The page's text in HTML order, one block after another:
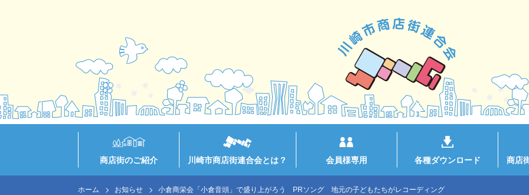
商店街のご紹介 川崎市商店街連合会とは？ 会員様専用 各種ダウンロード 商店
ホーム お知らせ 小倉商栄会「小倉音頭」で盛り上がろう PRソング 地元の子どもたちがレコーディング